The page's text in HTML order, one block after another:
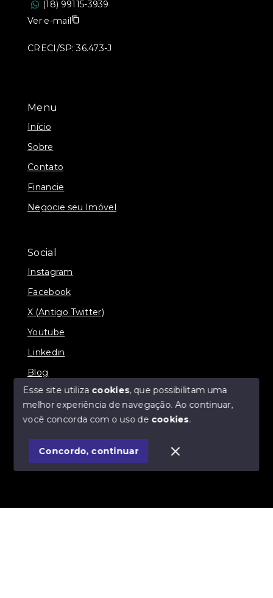
Menu
Início
Sobre
Contato
Financie
Negocie seu Imóvel
Social
Instagram
Facebook
X (Antigo Twitter)
Youtube
Linkedin
Blog
© Copyright 2026 - Imobiliária SÃO VICENTE
SITE PARA IMOBILIARIA
(18) 99115-3939
Ver e-mail
CRECI/SP: 36.473-J
Esse site utiliza cookies, que possibilitam uma
melhor experiência de navegação.Ao continuar,
você concorda com o uso de cookies.
Concordo, continuar